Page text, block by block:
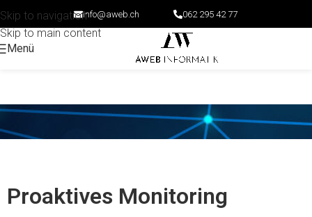
Skip to navigation
Skip to main content
info@aweb.ch 062 295 42 77
Menü
Proaktives Monitoring